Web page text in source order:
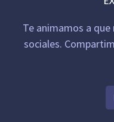
Te animamos a
sociales.